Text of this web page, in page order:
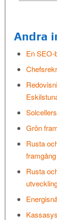
Andra
En SEO-
Grön
Rusta
framgång
Rusta